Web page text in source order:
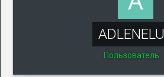
ADLENELU
Пользователь